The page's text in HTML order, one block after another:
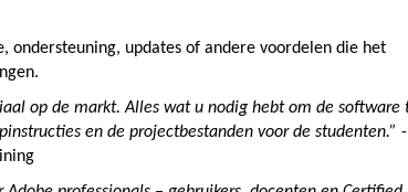
ondersteuning, updates of andere voordelen die het
op de markt. Alles wat u nodig hebt om de software
en de projectbestanden voor de studenten.” -